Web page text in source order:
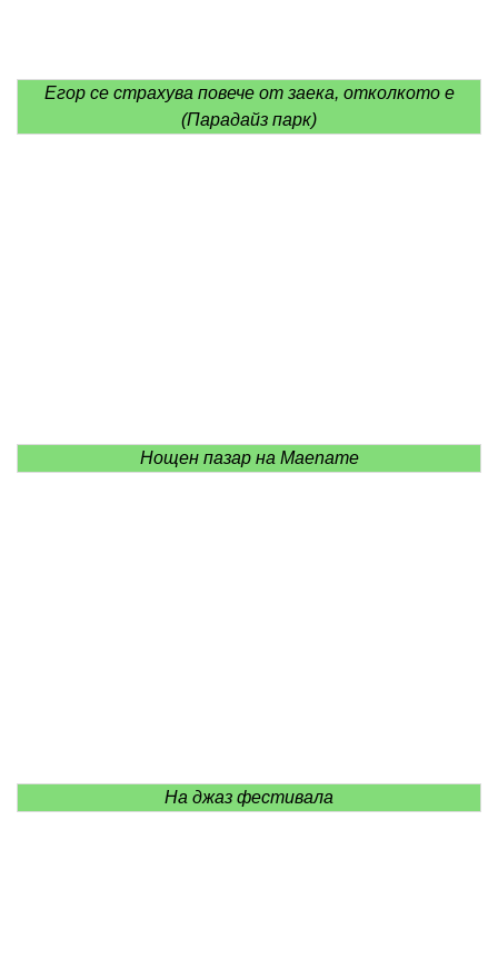
Егор се страхува повече от заека, отколкото е
(Парадайз парк)
Нощен пазар на Maename
На джаз фестивала